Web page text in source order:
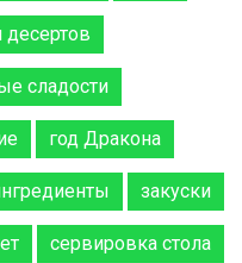
сладости
год Дракона
закуски
сервировка стола